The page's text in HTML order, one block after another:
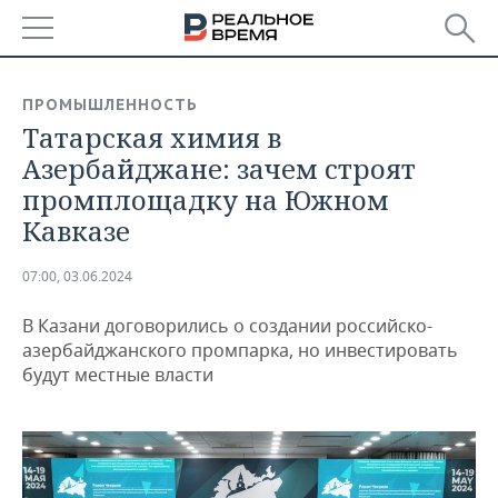
БАШКОРТОСТАН
ТАТАРСТАН
УДМУРТИЯ
НОВОСТИ
АНАЛИТИКА
НОВОСТИ АНАЛИТИКИ
ДЕКЛАРАЦИИ О ДОХОДАХ
КОРОЛИ ГОСЗАКАЗА ПФО
ВУЗЫ ТАТАРСТАНА
КОМУ ПРИНАДЛЕЖАТ
ТОРГОВЫЕ ЦЕНТРЫ
ТАТАРСТАНА
ЭКОНОМИКА
НОВОСТИ ЭКОНОМИКИ
ФИНАНСЫ
БАНКИ
БЮДЖЕТ
ИНВЕСТИЦИИ
ПРОМЫШЛЕННОСТЬ
НОВОСТИ
ПРОМЫШЛЕННОСТИ
МАШИНОСТРОЕНИЕ
НЕДВИЖИМОСТЬ
НОВОСТИ НЕДВИЖИМОСТИ
АВТО
НОВОСТИ АВТО
БИЗНЕС
НОВОСТИ БИЗНЕСА
ТЕХНОЛОГИИ
ПРОМЫШЛЕННОСТЬ
Татарская химия в
Азербайджане: зачем строят
промплощадку на Южном
Кавказе
07:00, 03.06.2024
В Казани договорились о создании российско-
азербайджанского промпарка, но инвестировать
будут местные власти